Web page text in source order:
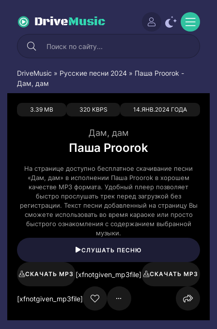
DriveMusic
DriveMusic » Русские песни 2024 » Паша Proorok -
Дам, дам
3.39 MB 320 KBPS 14.ЯНВ.2024 ГОДА
0 0
Дам, дам
Паша Proorok
На странице доступно бесплатное скачивание песни
«Дам, дам» в исполнении Паша Proorok в хорошем
качестве MP3 формата. Удобный плеер позволяет
быстро прослушать трек перед загрузкой без
регистрации. Текст песни добавленный на страницу Вы
сможете использовать во время караоке или просто
быстрого ознакомления с содержанием выбранной
музыки.
СЛУШАТЬ ПЕСНЮ
СКАЧАТЬ MP3 [xfnotgiven_mp3file] СКАЧАТЬ MP3
[xfnotgiven_mp3file]